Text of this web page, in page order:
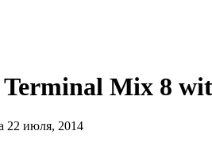
Terminal Mix 8
22 июля, 2014